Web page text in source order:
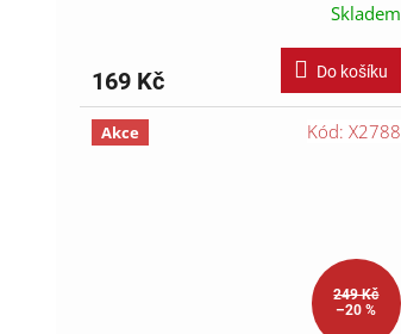
Skladem
169 Kč Do košíku
Akce
249 Kč
–20 %
Kód: X2788